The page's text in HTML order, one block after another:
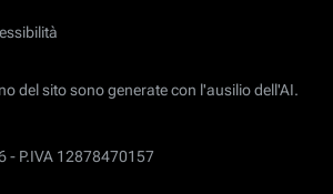
del sito sono generate con l'ausilio dell'AI.
- P.IVA 12878470157